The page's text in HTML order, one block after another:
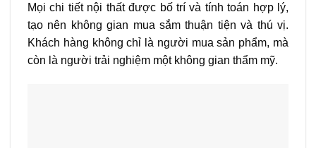
Mọi chi tiết nội thất được bố trí và tính toán hợp lý,
tạo nên không gian mua sắm thuận tiện và thú vị.
Khách hàng không chỉ là người mua sản phẩm, mà
còn là người trải nghiệm một không gian thẩm mỹ.